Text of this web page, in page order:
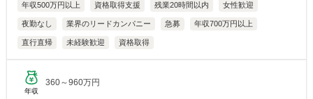
年収500万円以上 資格取得支援 残業20時間以内 女性歓迎
夜勤なし 業界のリードカンパニー 急募 年収700万円以上
直行直帰 未経験歓迎 資格取得
年収
360～960万円